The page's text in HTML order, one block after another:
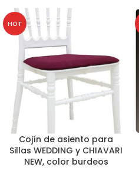
HOT
Cojín de asiento para
Sillas WEDDING y CHIAVARI
NEW, color burdeos